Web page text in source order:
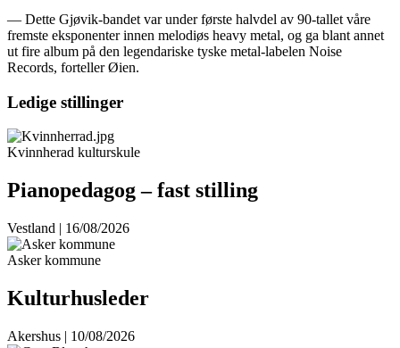
— Dette Gjøvik-bandet var under første halvdel av 90-tallet våre
fremste eksponenter innen melodiøs heavy metal, og ga blant annet
ut fire album på den legendariske tyske metal-labelen Noise
Records, forteller Øien.
Ledige stillinger
Kvinnherad kulturskule
Pianopedagog – fast stilling
Vestland | 16/08/2026
Asker kommune
Kulturhusleder
Akershus | 10/08/2026